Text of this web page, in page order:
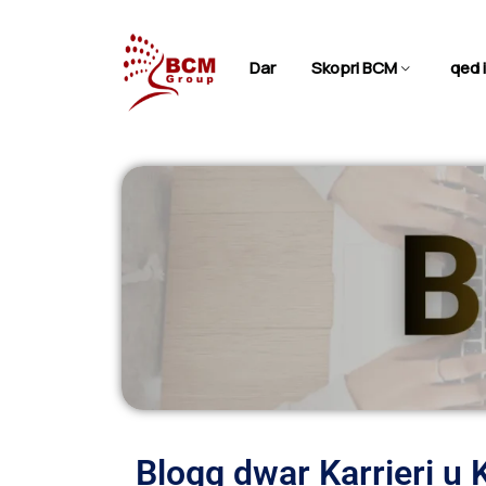
Dar Skopri BCM qed
Blogg dwar Karrieri u